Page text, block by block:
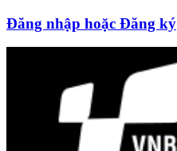
Đăng nhập hoặc Đăng ký